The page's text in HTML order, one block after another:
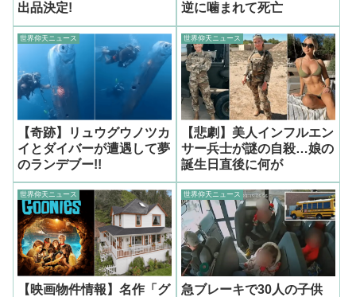
出品決定!
逆に噛まれて死亡
世界仰天ニュース
【奇跡】リュウグウノツカ
イとダイバーが遭遇して夢
のランデブー!!
世界仰天ニュース
【悲劇】美人インフルエン
サー兵士が謎の自殺…娘の
誕生日直後に何が
世界仰天ニュース
【映画物件情報】名作「グ
世界仰天ニュース
急ブレーキで30人の子供